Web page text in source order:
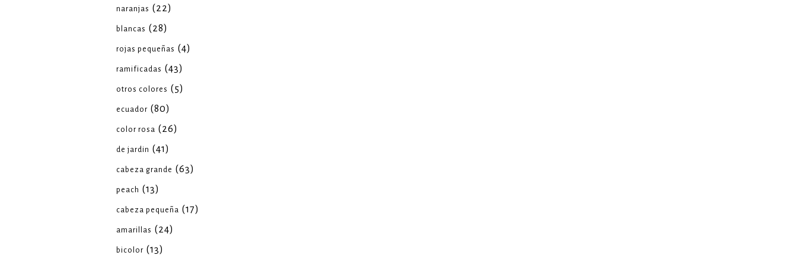
naranjas (22)
blancas (28)
rojas pequeñas (4)
ramificadas (43)
otros colores (5)
ecuador (80)
color rosa (26)
de jardin (41)
cabeza grande (63)
peach (13)
cabeza pequeña (17)
amarillas (24)
bicolor (13)